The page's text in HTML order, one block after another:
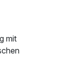
mit